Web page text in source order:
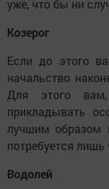
уже, что бы ни
Козерог
Если до этого
начальство
Для этого
прикладывать
лучшим образом
потребуется лишь
Водолей